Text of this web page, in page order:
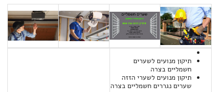
תיקון מנועים לשערים
חשמליים בצרה
תיקון מנועים לשערי הזזה
שערים נגררים חשמליים בצרה